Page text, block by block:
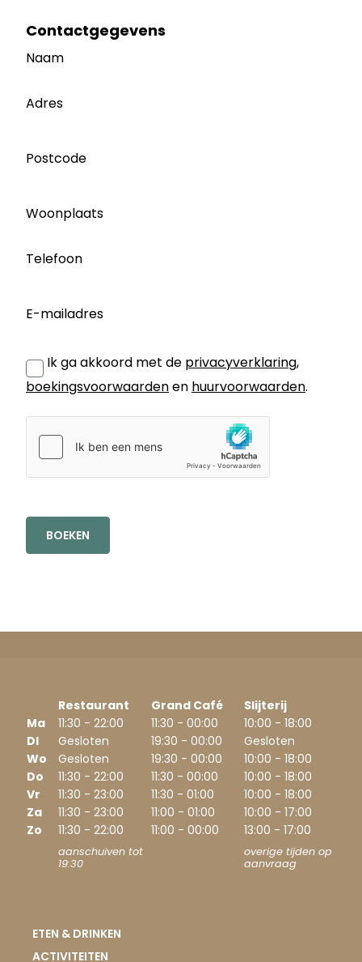
Contactgegevens
Naam
Adres
Postcode
Woonplaats
Telefoon
E-mailadres
Ik ga akkoord met de privacyverklaring,
boekingsvoorwaardenen huurvoorwaarden.
BOEKEN
Restaurant Grand Café
Slijterij
Ma
11:30 - 22:00 11:30 - 00:00
10:00 - 18:00
DI
Gesloten 19:30 - 00:00
Gesloten
Wo
Gesloten 19:30 - 00:00
10:00 - 18:00
Do
11:30 - 22:00 11:30 - 00:00
10:00 - 18:00
Vr
11:30 - 23:00 11:30 - 01:00
10:00 - 18:00
Za
11:30 - 23:00 11:00 - 01:00
10:00 - 17:00
Zo
11:30 - 22:00 11:00 - 00:00 13:00 - 17:00
aanschuiven tot
19:30
overige tijden op
aanvraag
ETEN & DRINKEN
ACTIVITEITEN